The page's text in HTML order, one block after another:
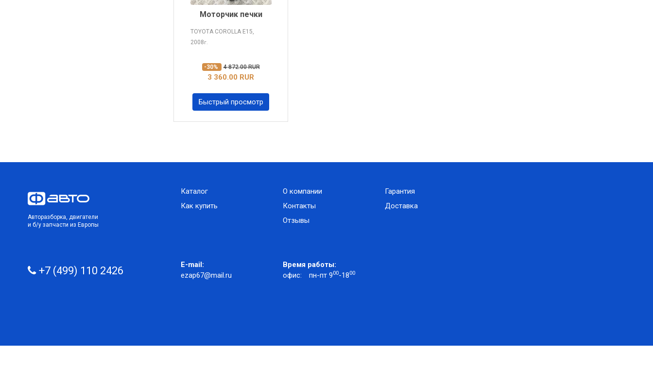
Моторчик печки
TOYOTA COROLLA E15,
2008г.
-30% 4 872.00 RUR
3 360.00 RUR
Быстрый просмотр
Авторазборка, двигатели
и б/у запчасти из Европы
Каталог
Как купить
О компании
Контакты
Отзывы
Гарантия
Доставка
+7 (499) 110 2426
E-mail:
ezap67@mail.ru
Время работы:
офис:
пн-пт 900-1800